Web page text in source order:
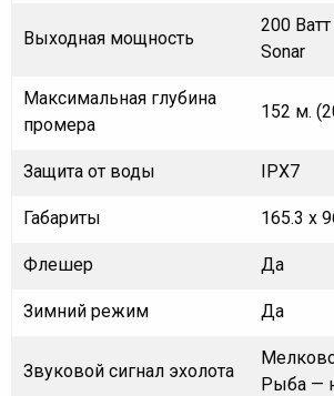
Выходная мощность
200
Sonar
Максимальная глубина
промера
152 м.
Защита от воды IPX7
Габариты 165.3 x
Флешер Да
Зимний режим Да
Звуковой сигнал эхолота
Рыба —